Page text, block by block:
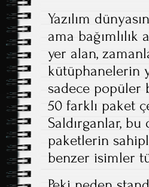
Yazılım
ama bağımlılık
yer alan,
kütüphanelerin
sadece popüler
50 farklı paket
Saldırganlar,
paketlerin
benzer isimler